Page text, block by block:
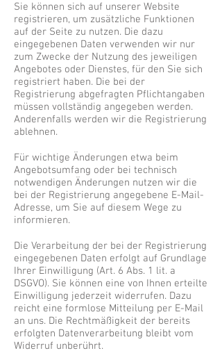
Sie können sich auf unserer Website
registrieren, um zusätzliche Funktionen
auf der Seite zu nutzen. Die dazu
eingegebenen Daten verwenden wir nur
zum Zwecke der Nutzung des jeweiligen
Angebotes oder Dienstes, für den Sie sich
registriert haben. Die bei der
Registrierung abgefragten Pflichtangaben
müssen vollständig angegeben werden.
Anderenfalls werden wir die Registrierung
ablehnen.
Für wichtige Änderungen etwa beim
Angebotsumfang oder bei technisch
notwendigen Änderungen nutzen wir die
bei der Registrierung angegebene E-Mail-
Adresse, um Sie auf diesem Wege zu
informieren.
Die Verarbeitung der bei der Registrierung
eingegebenen Daten erfolgt auf Grundlage
Ihrer Einwilligung (Art. 6 Abs. 1 lit. a
DSGVO). Sie können eine von Ihnen erteilte
Einwilligung jederzeit widerrufen. Dazu
reicht eine formlose Mitteilung per E-Mail
an uns. Die Rechtmäßigkeit der bereits
erfolgten Datenverarbeitung bleibt vom
Widerruf unberührt.